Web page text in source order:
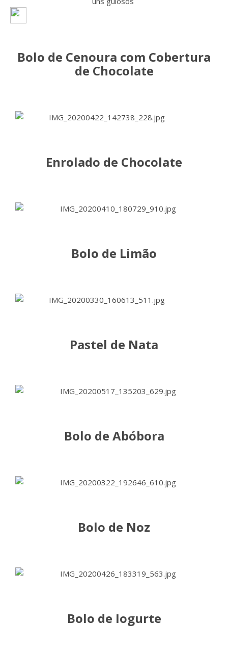
Bolo de Cenoura com Cobertura
de Chocolate
Enrolado de Chocolate
Bolo de Limão
Pastel de Nata
Bolo de Abóbora
Bolo de Noz
Bolo de Iogurte